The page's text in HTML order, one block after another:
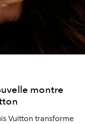
montre
Vuitton transforme